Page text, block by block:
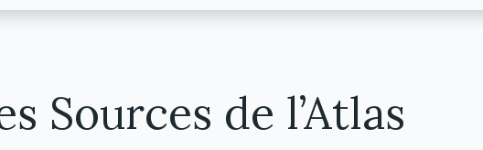
Sources de l’Atlas